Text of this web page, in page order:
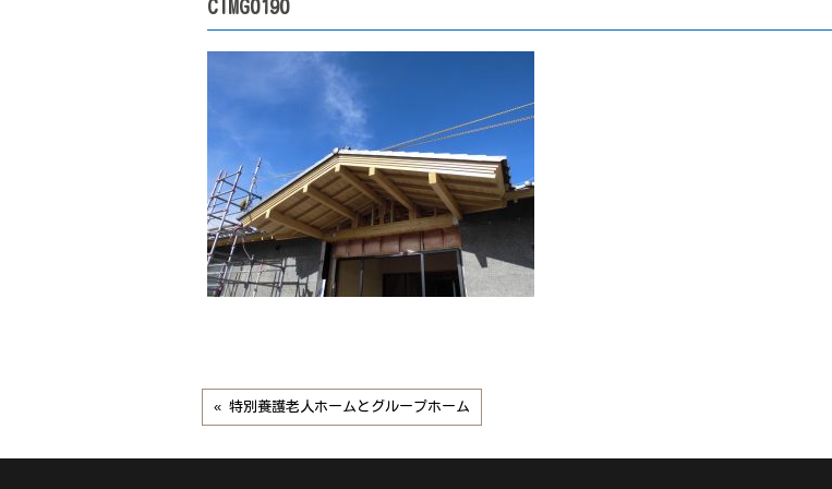
CIMG0190
« 特別養護老人ホームとグループホーム